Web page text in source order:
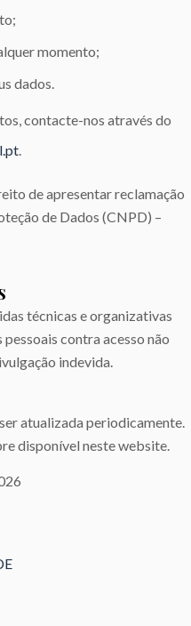
momento;
dados.
contacte-nos através do
.
de apresentar reclamação
de Dados (CNPD) –
técnicas e organizativas
contra acesso não
indevida.
atualizada periodicamente.
disponível neste website.